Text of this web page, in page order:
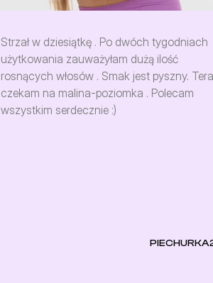
Strzał w dziesiątkę . Po dwóch tygodniach
użytkowania zauważyłam dużą ilość
rosnących włosów . Smak jest pyszny.
czekam na malina-poziomka . Polecam
wszystkim serdecznie :)